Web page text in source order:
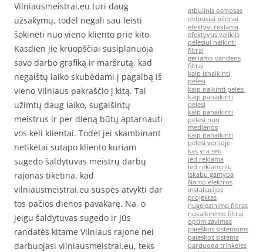
Vilniausmeistrai.eu turi daug
užsakymų, todėl negali sau leisti
šokinėti nuo vieno kliento prie kito.
Kasdien jie kruopščiai susiplanuoja
savo darbo grafiką ir maršrutą, kad
negaištų laiko skubėdami į pagalbą iš
vieno Vilniaus pakraščio į kitą. Tai
užimtų daug laiko, sugaišintų
meistrus ir per dieną būtų aptarnauti
vos keli klientai. Todėl jei skambinant
netikėtai sutapo kliento kuriam
sugedo šaldytuvas meistrų darbų
rajonas tikėtina, kad
vilniausmeistrai.eu suspės atvykti dar
tos pačios dienos pavakarę. Na, o
jeigu šaldytuvas sugedo ir Jūs
randatės kitame Vilniaus rajone nei
darbuojasi vilniausmeistrai.eu, teks
atbulinis osmosas
dvipusiai pilonai
efektyvi reklama
efektyvus valiklis
pelesiui naikinti
filtrai
geriamo vandens
filtrai
kaip isnaikinti
pelesi
kaip naikinti pelesi
kaip panaikinti
pelesi
kaip panaikinti
pelesi nuo
medienos
kaip panaikinti
pelesi vonioje
kas yra seo
led reklama
led reklaminiu
iskabu gamyba
Namo elektros
instaliacijos
projektas
nugelezinimo filtras
nukalkinimo filtrai
optimizavimas
paieškos sistemoms
paieskos sistema
parduoda trinkeles